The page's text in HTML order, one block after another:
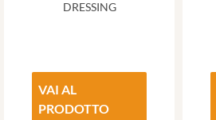
DRESSING
VAI AL
PRODOTTO